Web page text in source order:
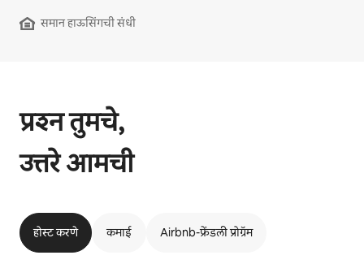
समान हाऊसिंगची संधी
प्रश्न तुमचे,
उत्तरे आमची
होस्ट करणे कमाई Airbnb-फ्रेंडली प्रोग्रॅम